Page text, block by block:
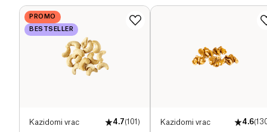
PROMO
BESTSELLER
Kazidomi vrac 4.7(101 ) Kazidomi vrac 4.6(
Protéines (g) 6.3 g
Sel (g)